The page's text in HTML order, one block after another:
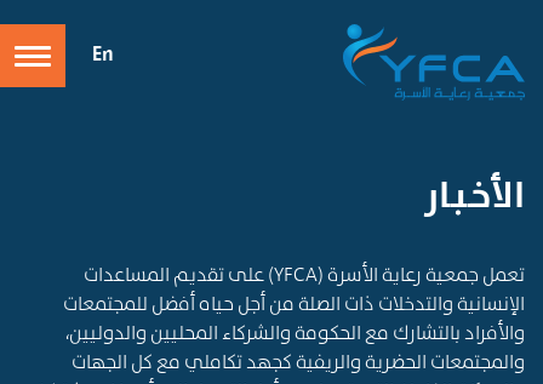
En
الأخـبـار
تعمل جمعية رعاية الأسرة (YFCA) على تقديم المساعدات
الإنسانية والتدخلات ذات الصلة من أجل حياه أفضل للمجتمعات
والأفراد بالتشارك مع الحكومة والشركاء المحليين والدوليين،
والمجتمعات الحضرية والريفية كجهد تكاملي مع كل الجهات